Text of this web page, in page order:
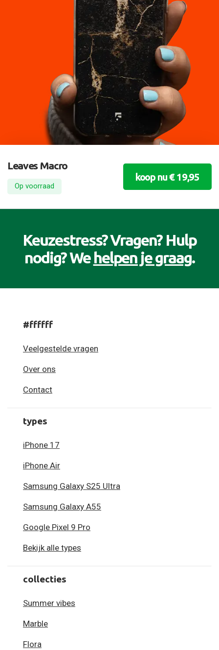
Leaves Macro
Op voorraad
koop nu € 19,95
Keuzestress? Vragen? Hulp
nodig? Wehelpen je graag.
#ffffff
Veelgestelde vragen
Over ons
Contact
types
iPhone 17
iPhone Air
Samsung Galaxy S25 Ultra
Samsung Galaxy A55
Google Pixel 9 Pro
Bekijk alle types
collecties
Summer vibes
Marble
Flora